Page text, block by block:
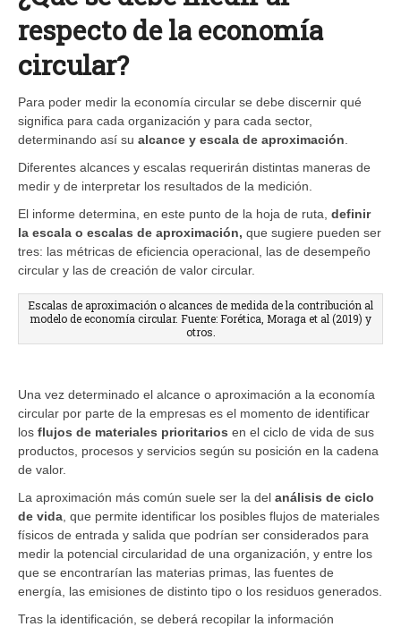
respecto de la economía
circular?
Para poder medir la economía circular se debe discernir qué
significa para cada organización y para cada sector,
determinando así su alcance y escala de aproximación
Diferentes alcances y escalas requerirán distintas maneras de
medir y de interpretar los resultados de la medición.
El informe determina, en este punto de la hoja de ruta, definir
la escala o escalas de aproximación, que sugiere pueden ser
tres: las métricas de eficiencia operacional, las de desempeño
circular y las de creación de valor circular.
Escalas de aproximación o alcances de medida de la contribución al
modelo de economía circular. Fuente: Forética, Moraga et al (2019) y
otros.
Una vez determinado el alcance o aproximación a la economía
circular por parte de la empresas es el momento de identificar
los flujos de materiales prioritarios en el ciclo de vida de sus
productos, procesos y servicios según su posición en la cadena
de valor.
La aproximación más común suele ser la del análisis de ciclo
de vida , que permite identificar los posibles flujos de materiales
físicos de entrada y salida que podrían ser considerados para
medir la potencial circularidad de una organización, y entre los
que se encontrarían las materias primas, las fuentes de
energía, las emisiones de distinto tipo o los residuos generados.
Tras la identificación, se deberá recopilar la información